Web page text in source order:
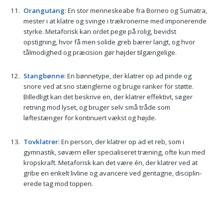
Orangutang: En stor menneskeabe fra Borneo og Sumatra,
mester i at klatre og svinge i trækronerne med imponerende
styrke. Metaforisk kan ordet pege på rolig, bevidst
opstigning, hvor få men solide greb bærer langt, og hvor
tålmodighed og præcision gør højder tilgængelige.
Stangbønne: En bønnetype, der klatrer op ad pinde og
snore ved at sno stænglerne og bruge ranker for støtte.
Billedligt kan det beskrive en, der klatrer effektivt, søger
retning mod lyset, og bruger selv små tråde som
løftestænger for kontinuert vækst og højde.
Tovklatrer: En person, der klatrer op ad et reb, som i
gymnastik, søværn eller specialiseret træning, ofte kun med
kropskraft. Metaforisk kan det være én, der klatrer ved at
gribe en enkelt livline og avancere ved gentagne, disciplin­
erede tag mod toppen.